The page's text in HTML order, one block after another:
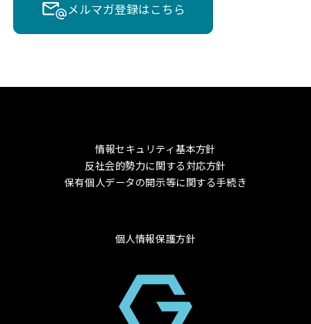
メルマガ登録はこちら
情報セキュリティ基本方針
反社会的勢力に関する対応方針
保有個人データの開示等に関する手続き
個人情報保護方針